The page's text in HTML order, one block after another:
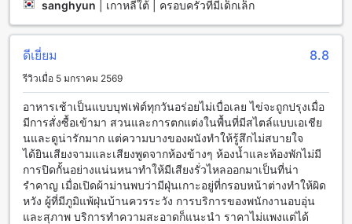
สัมผัสความอร่อยและหลากหลายในสถานที่รับประทานอาหารที่
คุ้มพญา รีสอร์ต แอนด์ สปา บูทิก คอลเลกชัน
คุ้มพญา รีสอร์ต แอนด์ สปา บูทิก คอลเลกชัน มีสถานที่รับ
และเป็นส่วนตัว ที่นั่งสบายๆ ที่คุณสามารถสัมผัสกับบรรยากาศ
เงียบสงบและเพลิดเพลินกับเครื่องดื่มชูชีพได้ตลอดเวลา นอกจาก
นี้ยังมีร้านอาหารที่ให้บริการอาหารที่อร่อยและหลากหลายสูตร
สามารถเลือกรับประทานอาหารได้ทั้งภายในห้องพักหรือภายนอก
ห้องพัก นอกจากนี้ยังมีบริการห้องอาหารแบบบุฟเฟ่ต์อาหารเช้าที่
สะดวกสบาย และเสริมความสะดวกสบายในการพักผ่อนด้วยการ
ทำความสะอาดห้องประจำวัน ในที่นี่คุณจะสามารถเพลิดเพลินกับ
การรับประทานอาหารที่หลากหลายได้อย่างอิสระ
sanghyun เกาหลีใต้ | ครอบครัวที่มีเด็กเล็ก
ดีเยี่ยม 8.8
รีวิวเมื่อ 5 มกราคม 2569
อาหารเช้าเป็นแบบบุฟเฟ่ต์ทุกวันอร่อยไม่เบื่อเลย ไข่จะถูกปรุงเมื่อ
มีการสั่งซื้อเข้ามา สวนและการตกแต่งในพื้นที่มีสไตล์แบบเอเชีย
นและดูน่ารักมาก แต่ความบางของผนังทำให้รู้สึกไม่สบายใจ
ได้ยินเสียงจามและเสียงพูดจากห้องข้างๆ ห้องน้ำและห้องพักไม่มี
การปิดกั้นอย่างแน่นหนาทำให้มีเสียงรั่วไหลออกมาเป็นที่น่า
รำคาญ เมื่อเปิดผ้าม่านพบว่ามีฝุ่นเกาะอยู่ที่กรอบหน้าต่างทำให้ผิด
หวัง ผู้ที่มีภูมิแพ้ฝุ่นบ้านควรระวัง การบริการของพนักงานอบอุ่น
และสุภาพ บริการทำความสะอาดก็แนะนำ ราคาไม่แพงแต่ได้